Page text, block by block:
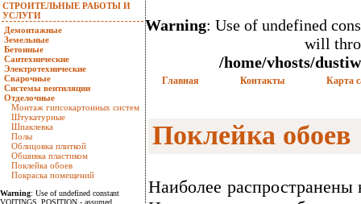
СТРОИТЕЛЬНЫЕ РАБОТЫ И
УСЛУГИ
Демонтажные
Земельные
Бетонные
Сантехнические
Электротехнические
Сварочные
Системы вентиляции
Отделочные
Монтаж гипсокартонных систем
Штукатурные
Шпаклевка
Полы
Облицовка плиткой
Обшивка пластиком
Поклейка обоев
Покраска помещений
Warning: Use of undefined constant
VOITINGS_POSITION - assumed
Warning: Use of undefined
will
/home/vhosts/
Главная Контакты Карта
Поклейка обоев
Наиболее распространены